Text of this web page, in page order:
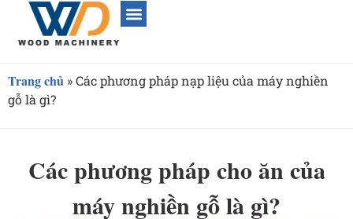
Trang chủ »Các phương pháp nạp liệu của máy nghiền
gỗ là gì?
Các phương pháp cho ăn của
máy nghiền gỗ là gì?